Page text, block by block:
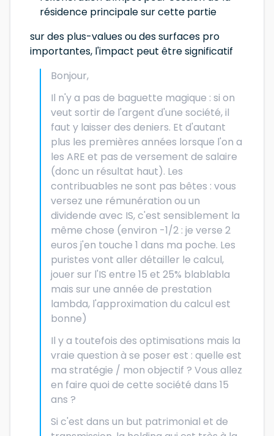
résidence principale sur cette partie
sur des plus-values ou des surfaces pro
importantes, l'impact peut être significatif
Bonjour,
Il n'y a pas de baguette magique : si on
veut sortir de l'argent d'une société, il
faut y laisser des deniers. Et d'autant
plus les premières années lorsque l'on a
les ARE et pas de versement de salaire
(donc un résultat haut). Les
contribuables ne sont pas bêtes : vous
versez une rémunération ou un
dividende avec IS, c'est sensiblement la
même chose (environ -1/2 : je verse 2
euros j'en touche 1 dans ma poche. Les
puristes vont aller détailler le calcul,
jouer sur l'IS entre 15 et 25% blablabla
mais sur une année de prestation
lambda, l'approximation du calcul est
bonne)
Il y a toutefois des optimisations mais la
vraie question à se poser est : quelle est
ma stratégie / mon objectif ? Vous allez
en faire quoi de cette société dans 15
ans ?
Si c'est dans un but patrimonial et de